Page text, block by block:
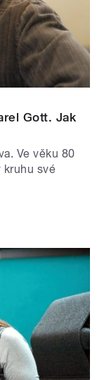
Gott. Jak
Ve věku 80
kruhu své